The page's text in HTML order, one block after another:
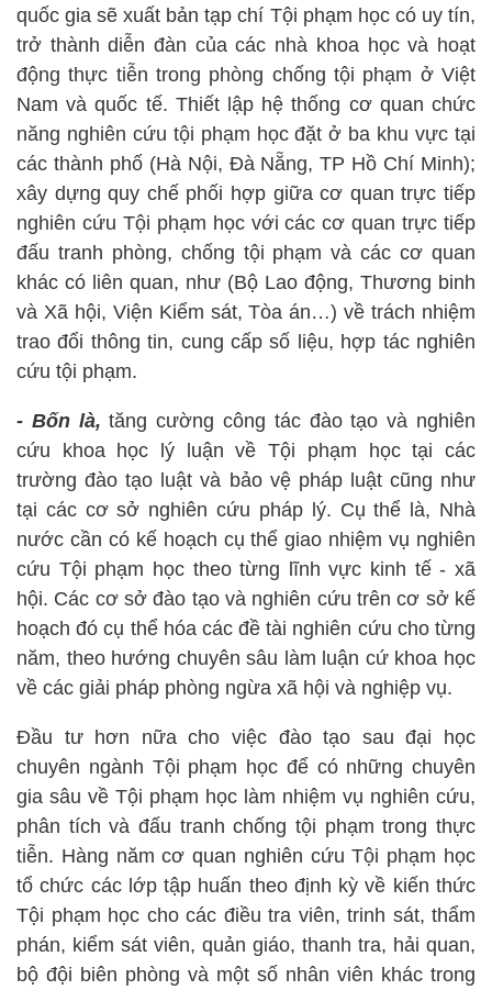
quốc gia sẽ xuất bản tạp chí Tội phạm học có uy tín,
trở thành diễn đàn của các nhà khoa học và hoạt
động thực tiễn trong phòng chống tội phạm ở Việt
Nam và quốc tế. Thiết lập hệ thống cơ quan chức
năng nghiên cứu tội phạm học đặt ở ba khu vực tại
các thành phố (Hà Nội, Đà Nẵng, TP Hồ Chí Minh);
xây dựng quy chế phối hợp giữa cơ quan trực tiếp
nghiên cứu Tội phạm học với các cơ quan trực tiếp
đấu tranh phòng, chống tội phạm và các cơ quan
khác có liên quan, như (Bộ Lao động, Thương binh
và Xã hội, Viện Kiểm sát, Tòa án…) về trách nhiệm
trao đổi thông tin, cung cấp số liệu, hợp tác nghiên
cứu tội phạm.
- Bốn là, tăng cường công tác đào tạo và nghiên
cứu khoa học lý luận về Tội phạm học tại các
trường đào tạo luật và bảo vệ pháp luật cũng như
tại các cơ sở nghiên cứu pháp lý. Cụ thể là, Nhà
nước cần có kế hoạch cụ thể giao nhiệm vụ nghiên
cứu Tội phạm học theo từng lĩnh vực kinh tế - xã
hội. Các cơ sở đào tạo và nghiên cứu trên cơ sở kế
hoạch đó cụ thể hóa các đề tài nghiên cứu cho từng
năm, theo hướng chuyên sâu làm luận cứ khoa học
về các giải pháp phòng ngừa xã hội và nghiệp vụ.
Đầu tư hơn nữa cho việc đào tạo sau đại học
chuyên ngành Tội phạm học để có những chuyên
gia sâu về Tội phạm học làm nhiệm vụ nghiên cứu,
phân tích và đấu tranh chống tội phạm trong thực
tiễn. Hàng năm cơ quan nghiên cứu Tội phạm học
tổ chức các lớp tập huấn theo định kỳ về kiến thức
Tội phạm học cho các điều tra viên, trinh sát, thẩm
phán, kiểm sát viên, quản giáo, thanh tra, hải quan,
bộ đội biên phòng và một số nhân viên khác trong